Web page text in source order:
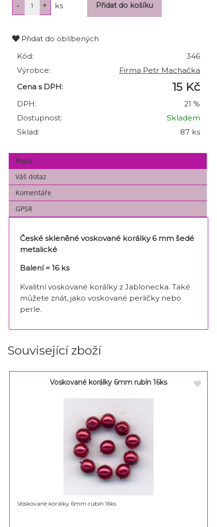
ks
Přidat do oblíbených
Kód:
346
Výrobce:
Firma Petr Machačka
Cena s DPH:
15 Kč
DPH:
21 %
Dostupnost:
Skladem
Sklad:
87 ks
Popis
Váš dotaz
Komentáře
GPSR
České skleněné voskované korálky 6 mm šedé
metalické
Balení = 16 ks
Kvalitní voskované korálky z Jablonecka. Také
můžete znát, jako voskované perličky nebo
perle.
Související zboží
Voskované korálky 6mm rubín 16ks
Voskované korálky 6mm rubín 16ks